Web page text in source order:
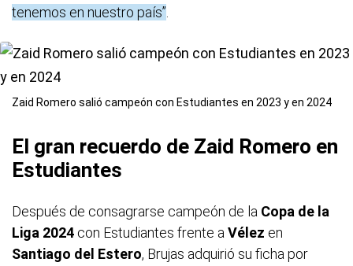
tenemos en nuestro país”
Zaid Romero salió campeón con Estudiantes en 2023 y en 2024
El gran recuerdo de Zaid Romero en
Estudiantes
Después de consagrarse campeón de la Copa de la
Liga 2024 con Estudiantes frente a Vélez en
Santiago del Estero, Brujas adquirió su ficha por